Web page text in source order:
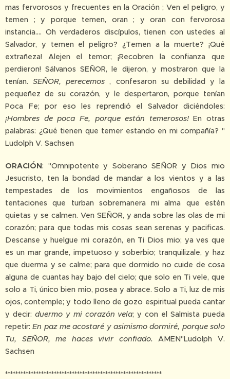
mas fervorosos y frecuentes en la Oración ; Ven el peligro, y
temen ; y porque temen, oran ; y oran con fervorosa
instancia.... Oh verdaderos discípulos, tienen con ustedes al
Salvador, y temen el peligro? ¿Temen a la muerte? ¡Qué
extrañeza! Alejen el temor; ¡Recobren la confianza que
perdieron! Sálvanos SEÑOR, le dijeron, y mostraron que la
tenían.SEÑOR, perecemos , confesaron su debilidad y la
pequeñez de su corazón, y le despertaron, porque tenían
Poca Fe; por eso les reprendió el Salvador diciéndoles:
¡Hombres de poca Fe, porque están temerosos!En otras
palabras: ¿Qué tienen que temer estando en mi compañía? "
Ludolph V. Sachsen
ORACIÓN: "Omnipotente y Soberano SEÑOR y Dios mio
Jesucristo, ten la bondad de mandar a los vientos y a las
tempestades de los movimientos engañosos de las
tentaciones que turban sobremanera mi alma que estén
quietas y se calmen. Ven SEÑOR, y anda sobre las olas de mi
corazón; para que todas mis cosas sean serenas y pacificas.
Descanse y huelgue mi corazón, en Ti Dios mio; ya ves que
es un mar grande, impetuoso y soberbio; tranquilizale, y haz
que duerma y se calme; para que dormido no cuide de cosa
alguna de cuantas hay bajo del cielo; que solo en Ti vele, que
solo a Ti, único bien mio, posea y abrace. Solo a Ti, luz de mis
ojos, contemple; y todo lleno de gozo espiritual pueda cantar
y decir: duermo y mi corazón vela; y con el Salmista pueda
repetir:En paz me acostaré y asimismo dormiré, porque solo
Tu, SEÑOR, me haces vivir confiado.
AMEN"Ludolph V.
Sachsen
*************************************************************